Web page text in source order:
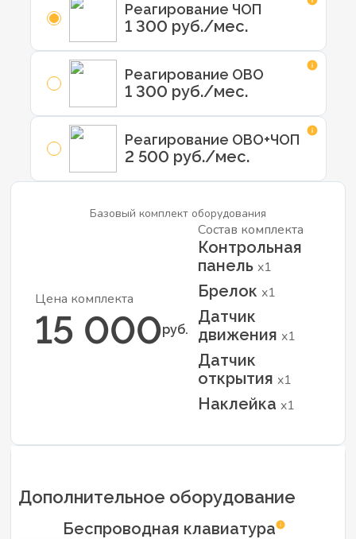
Реагирование ЧОП
1 300 руб./мес.
Реагирование ОВО
1 300 руб./мес.
Реагирование ОВО+ЧОП
2 500 руб./мес.
Базовый комплект оборудования
Состав комплекта
Контрольная
панельx1
Брелокx1
Датчик
движенияx1
Датчик
открытияx1
Наклейкаx1
Цена комплекта
15 000руб.
Дополнительное оборудование
Беспроводная клавиатура